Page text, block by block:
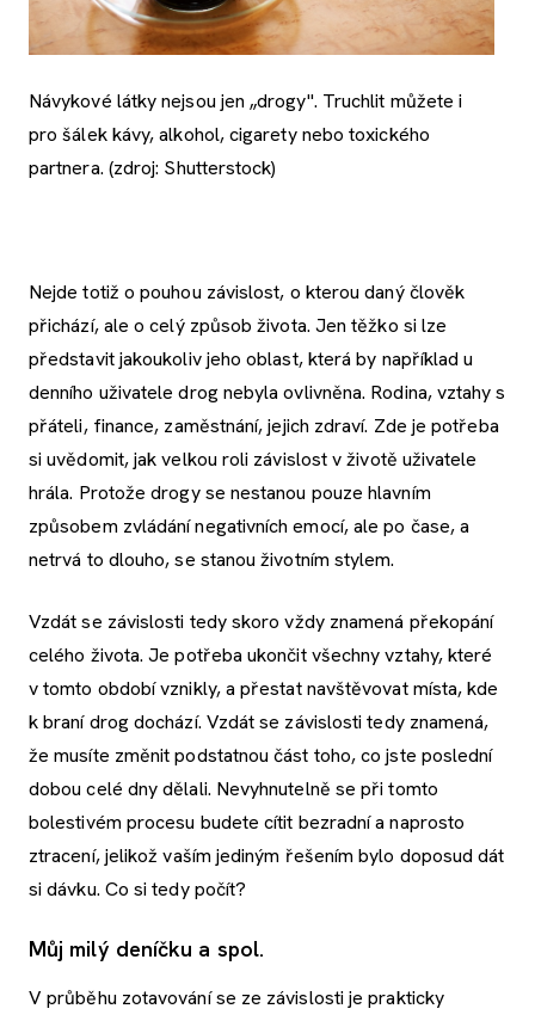
Návykové látky nejsou jen „drogy". Truchlit můžete i
pro šálek kávy, alkohol, cigarety nebo toxického
partnera. (zdroj: Shutterstock)
Nejde totiž o pouhou závislost, o kterou daný člověk
přichází, ale o celý způsob života. Jen těžko si lze
představit jakoukoliv jeho oblast, která by například u
denního uživatele drog nebyla ovlivněna. Rodina, vztahy s
přáteli, finance, zaměstnání, jejich zdraví. Zde je potřeba
si uvědomit, jak velkou roli závislost v životě uživatele
hrála. Protože drogy se nestanou pouze hlavním
způsobem zvládání negativních emocí, ale po čase, a
netrvá to dlouho, se stanou životním stylem.
Vzdát se závislosti tedy skoro vždy znamená překopání
celého života. Je potřeba ukončit všechny vztahy, které
v tomto období vznikly, a přestat navštěvovat místa, kde
k braní drog dochází. Vzdát se závislosti tedy znamená,
že musíte změnit podstatnou část toho, co jste poslední
dobou celé dny dělali. Nevyhnutelně se při tomto
bolestivém procesu budete cítit bezradní a naprosto
ztracení, jelikož vaším jediným řešením bylo doposud dát
si dávku. Co si tedy počít?
Můj milý deníčku a spol.
V průběhu zotavování se ze závislosti je prakticky